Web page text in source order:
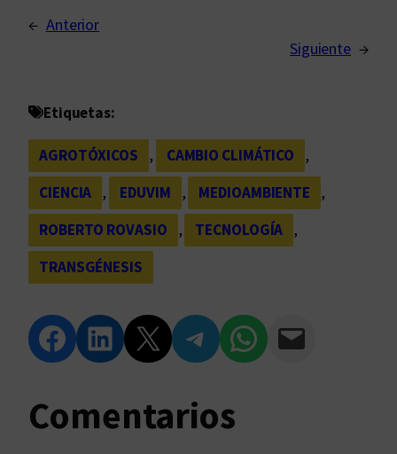
← Anterior
Siguiente →
Etiquetas:
AGROTÓXICOS , CAMBIO CLIMÁTICO
,
CIENCIA
, EDUVIM , MEDIOAMBIENTE
,
ROBERTO ROVASIO
, TECNOLOGÍA
,
TRANSGÉNESIS
Compartir en Facebook Compartir en LinkedIn Compartir en Twitter Compartir en Telegram Compartir en WhatsApp Compartir vía Email
Comentarios